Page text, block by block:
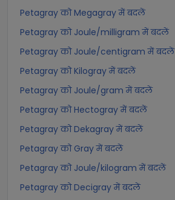
Petagray को Megagray में बदलें
Petagray को Joule/milligram में बदलें
Petagray को Joule/centigram में बदलें
Petagray को Kilogray में बदलें
Petagray को Joule/gram में बदलें
Petagray को Hectogray में बदलें
Petagray को Dekagray में बदलें
Petagray को Gray में बदलें
Petagray को Joule/kilogram में बदलें
Petagray को Decigray में बदलें